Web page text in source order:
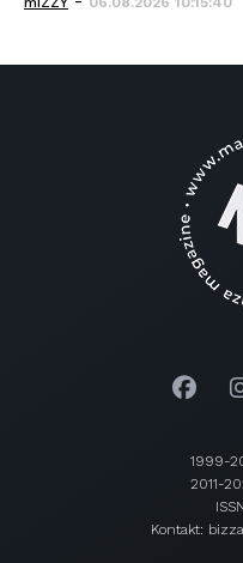
1999-
2011-
Kontakt: